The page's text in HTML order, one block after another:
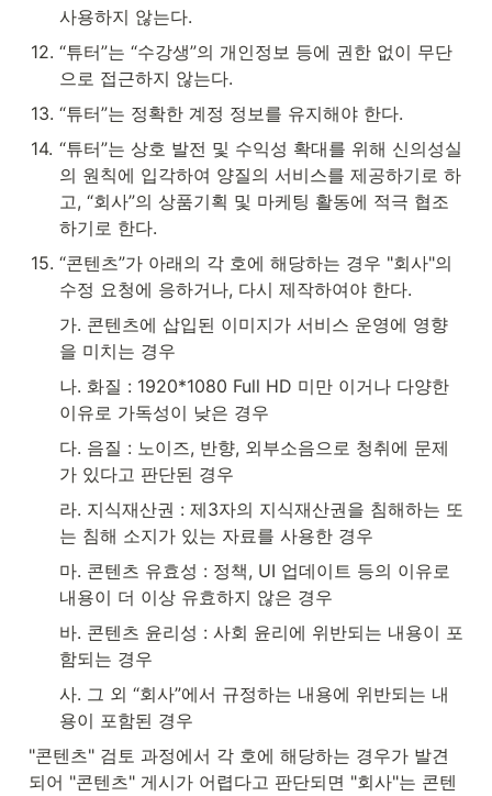
사용하지 않는다.
12. “튜터”는 “수강생”의 개인정보 등에 권한 없이 무단
으로 접근하지 않는다.
13. “튜터”는 정확한 계정 정보를 유지해야 한다.
14. “튜터”는 상호 발전 및 수익성 확대를 위해 신의성실
의 원칙에 입각하여 양질의 서비스를 제공하기로 하
고, “회사”의 상품기획 및 마케팅 활동에 적극 협조
하기로 한다.
15. “콘텐츠”가 아래의 각 호에 해당하는 경우 "회사"의
수정 요청에 응하거나, 다시 제작하여야 한다.
가. 콘텐츠에 삽입된 이미지가 서비스 운영에 영향
을 미치는 경우
나. 화질 : 1920*1080 Full HD 미만 이거나 다양한
이유로 가독성이 낮은 경우
다. 음질 : 노이즈, 반향, 외부소음으로 청취에 문제
가 있다고 판단된 경우
라. 지식재산권 : 제3자의 지식재산권을 침해하는 또
는 침해 소지가 있는 자료를 사용한 경우
마. 콘텐츠 유효성 : 정책, UI 업데이트 등의 이유로
내용이 더 이상 유효하지 않은 경우
바. 콘텐츠 윤리성 : 사회 윤리에 위반되는 내용이 포
함되는 경우
사. 그 외 “회사”에서 규정하는 내용에 위반되는 내
용이 포함된 경우
"콘텐츠" 검토 과정에서 각 호에 해당하는 경우가 발견
되어 "콘텐츠" 게시가 어렵다고 판단되면 "회사"는 콘텐